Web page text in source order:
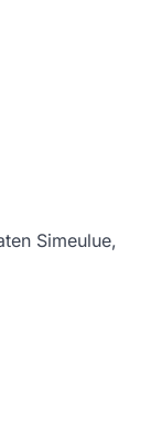
Simeulue,